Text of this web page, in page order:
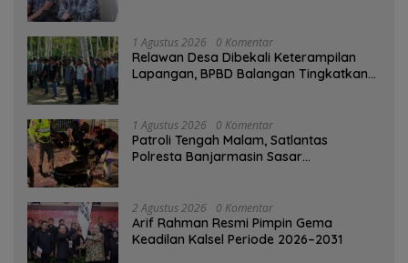
1 Agustus 2026 0 Komentar
Relawan Desa Dibekali Keterampilan
Lapangan, BPBD Balangan Tingkatkan
1 Agustus 2026 0 Komentar
Patroli Tengah Malam, Satlantas
Polresta Banjarmasin Sasar
2 Agustus 2026 0 Komentar
Arif Rahman Resmi Pimpin Gema
Keadilan Kalsel Periode 2026–2031